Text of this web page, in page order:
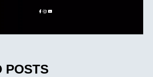
POSTS